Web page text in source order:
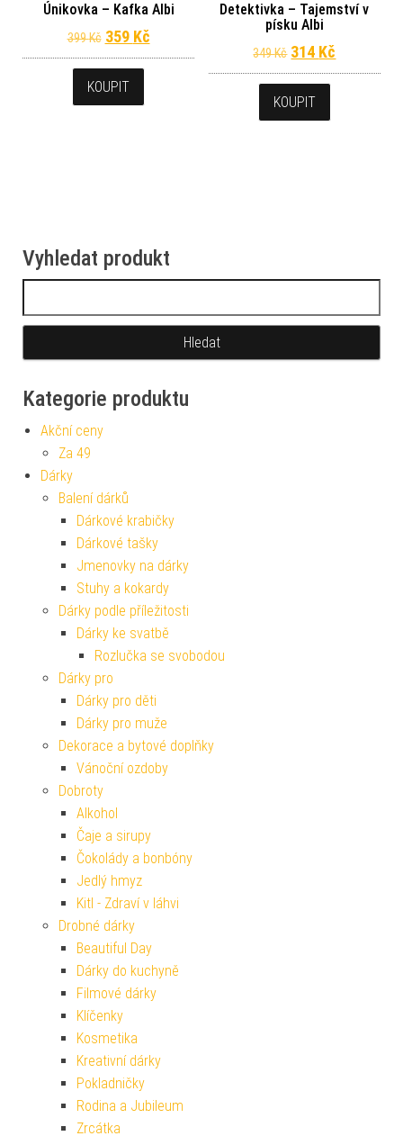
Únikovka – Kafka Albi
399Kč Původní cena byla: 399 Kč.
359 KčAktuální cena je: 359 Kč.
KOUPIT
Detektivka – Tajemství v
písku Albi
349Kč Původní cena
314 Kč
KOUPIT
Vyhledat produkt
Kategorie produktu
Akční ceny
Za 49
Dárky
Balení dárků
Dárkové krabičky
Dárkové tašky
Jmenovky na dárky
Stuhy a kokardy
Dárky podle příležitosti
Dárky ke svatbě
Rozlučka se svobodou
Dárky pro
Dárky pro děti
Dárky pro muže
Dekorace a bytové doplňky
Vánoční ozdoby
Dobroty
Alkohol
Čaje a sirupy
Čokolády a bonbóny
Jedlý hmyz
Kitl - Zdraví v láhvi
Drobné dárky
Beautiful Day
Dárky do kuchyně
Filmové dárky
Klíčenky
Kosmetika
Kreativní dárky
Pokladničky
Rodina a Jubileum
Zrcátka